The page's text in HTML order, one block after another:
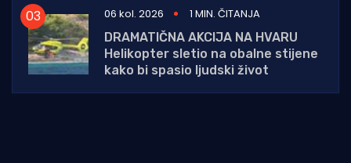
06 kol. 2026
1 MIN. ČITANJA
DRAMATIČNA AKCIJA NA HVARU
Helikopter sletio na obalne stijene
kako bi spasio ljudski život